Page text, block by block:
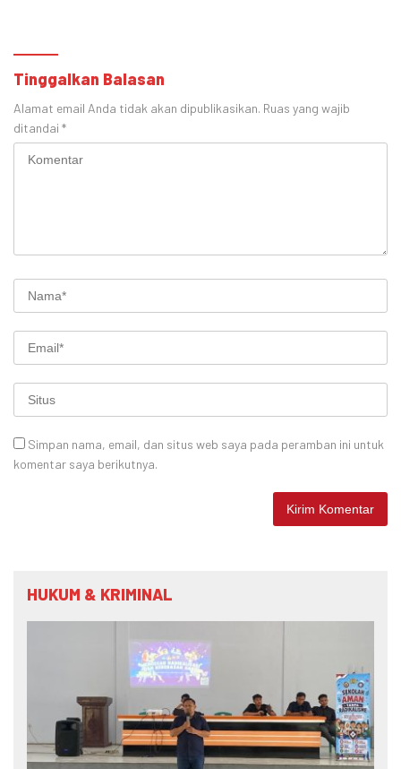
Tinggalkan Balasan
Alamat email Anda tidak akan dipublikasikan. Ruas yang wajib
ditandai *
Simpan nama, email, dan situs web saya pada peramban ini untuk
komentar saya berikutnya.
HUKUM & KRIMINAL